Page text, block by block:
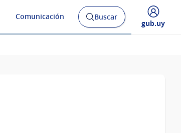
Comunicación
Abrir
buscador
Buscar
Desplegar
gub.uy